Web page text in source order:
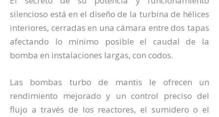
silencioso está en el diseño de la turbina de hélices
interiores, cerradas en una cámara entre dos tapas
afectando lo mínimo posible el caudal de la
bomba en instalaciones largas, con codos.
Las bombas turbo de mantis le ofrecen un
rendimiento mejorado y un control preciso del
flujo a través de los reactores, el sumidero o el